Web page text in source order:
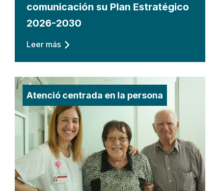
comunicación su Plan Estratégico
2026-2030
Leer más
Atenció centrada en la persona